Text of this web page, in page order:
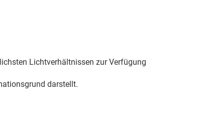
Lichtverhältnissen zur Verfügung
darstellt.